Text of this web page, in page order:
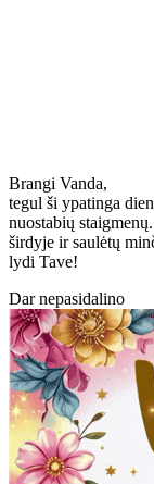
Brangi Vanda,
tegul ši ypatinga
nuostabių
širdyje ir saulėtų
lydi Tave!
Dar nepasidalino